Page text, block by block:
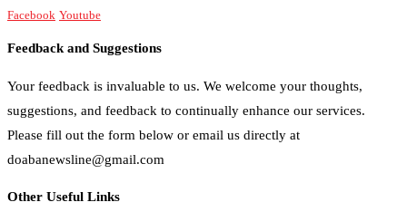
Facebook Youtube
Feedback and Suggestions
Your feedback is invaluable to us. We welcome your thoughts,
suggestions, and feedback to continually enhance our services.
Please fill out the form below or email us directly at
doabanewsline@gmail.com
Other Useful Links